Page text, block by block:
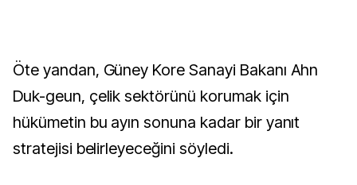
Öte yandan, Güney Kore Sanayi Bakanı Ahn
Duk-geun, çelik sektörünü korumak için
hükümetin bu ayın sonuna kadar bir yanıt
stratejisi belirleyeceğini söyledi.